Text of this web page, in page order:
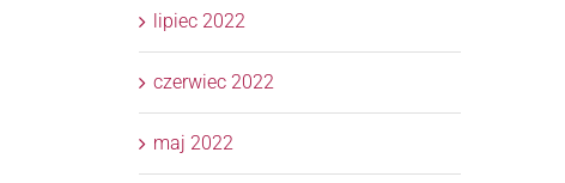
lipiec 2022
czerwiec 2022
maj 2022